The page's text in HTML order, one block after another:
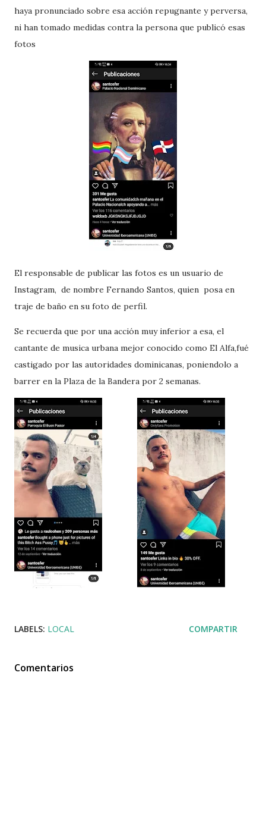
haya pronunciado sobre esa acción repugnante y perversa,
ni han tomado medidas contra la persona que publicó esas
fotos
El responsable de publicar las fotos es un usuario de
Instagram, de nombre Fernando Santos, quien posa en
traje de baño en su foto de perfil.
Se recuerda que por una acción muy inferior a esa, el
cantante de musica urbana mejor conocido como El Alfa,fué
castigado por las autoridades dominicanas, poniendolo a
barrer en la Plaza de la Bandera por 2 semanas.
LABELS: LOCAL COMPARTIR
Comentarios